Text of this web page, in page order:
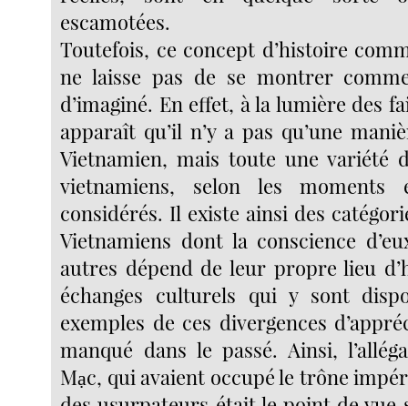
escamotées.
Toutefois, ce concept d’histoire
ne laisse pas de se montrer
d’imaginé. En effet, à la lumière des
apparaît qu’il n’y a pas qu’une
Vietnamien, mais toute une variété
vietnamiens, selon les
considérés. Il existe ainsi des
Vietnamiens dont la conscience
autres dépend de leur propre lieu
échanges culturels qui y sont
exemples de ces divergences
manqué dans le passé. Ainsi,
Mạc, qui avaient occupé le trône